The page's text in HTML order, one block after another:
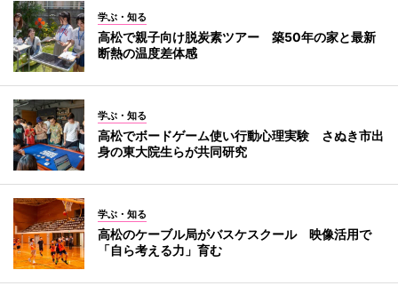
学ぶ・知る
高松で親子向け脱炭素ツアー 築50年の家と最新
断熱の温度差体感
学ぶ・知る
高松でボードゲーム使い行動心理実験 さぬき市出
身の東大院生らが共同研究
学ぶ・知る
高松のケーブル局がバスケスクール 映像活用で
「自ら考える力」育む